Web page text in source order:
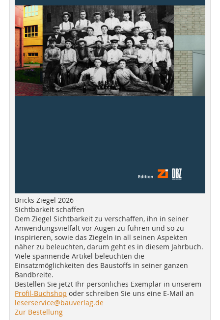
Bricks Ziegel 2026 -
Sichtbarkeit schaffen
Dem Ziegel Sichtbarkeit zu verschaffen, ihn in seiner
Anwendungsvielfalt vor Augen zu führen und so zu
inspirieren, sowie das Ziegeln in all seinen Aspekten
näher zu beleuchten, darum geht es in diesem Jahrbuch.
Viele spannende Artikel beleuchten die
Einsatzmöglichkeiten des Baustoffs in seiner ganzen
Bandbreite.
Bestellen Sie jetzt Ihr persönliches Exemplar in unserem
Profil-Buchshop oder schreiben Sie uns eine E-Mail an
leserservice@bauverlag.de
Zur Bestellung